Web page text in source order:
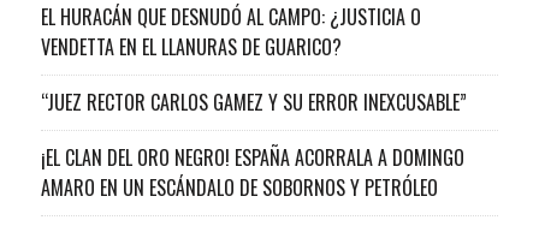
EL HURACÁN QUE DESNUDÓ AL CAMPO: ¿JUSTICIA O
VENDETTA EN EL LLANURAS DE GUARICO?
“JUEZ RECTOR CARLOS GAMEZ Y SU ERROR INEXCUSABLE”
¡EL CLAN DEL ORO NEGRO! ESPAÑA ACORRALA A DOMINGO
AMARO EN UN ESCÁNDALO DE SOBORNOS Y PETRÓLEO